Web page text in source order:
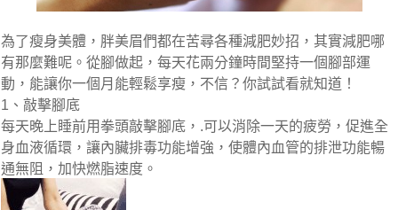
為了瘦身美體，胖美眉們都在苦尋各種減肥妙招，其實減肥哪
有那麼難呢。從腳做起，每天花兩分鐘時間堅持一個腳部運
動，能讓你一個月能輕鬆享瘦，不信？你試試看就知道！
1、敲擊腳底
每天晚上睡前用拳頭敲擊腳底，.可以消除一天的疲勞，促進全
身血液循環，讓內臟排毒功能增強，使體內血管的排泄功能暢
通無阻，加快燃脂速度。